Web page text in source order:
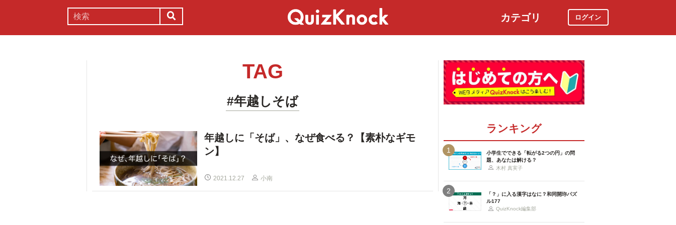
カテゴリ ログイン
TAG
#年越しそば
年越しに「そば」、なぜ食べる？【素朴なギモ
ン】
2021.12.27 小南
ランキング
1
小学生でできる「転がる2つの円」の問
題、あなたは解ける？
木村 真実子
2
「？」に入る漢字はなに？和同開珎パズ
ル177
QuizKnock編集部